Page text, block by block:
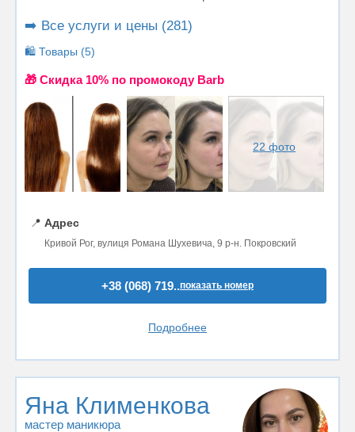
➡️ Все услуги и цены (281)
🛍️ Товары (5)
🎁 Cкидка 10% по промокоду Barb
22 фото
📍 Адрес
Кривой Рог, вулиця Романа Шухевича, 9 р-н. Покровский
+38 (068) 719..показать номер
Подробнее
Яна Клименкова
мастер маникюра